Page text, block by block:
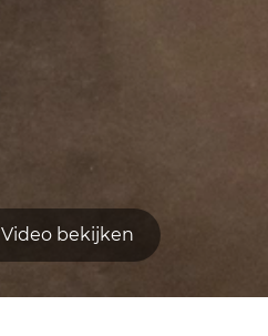
Video bekijken